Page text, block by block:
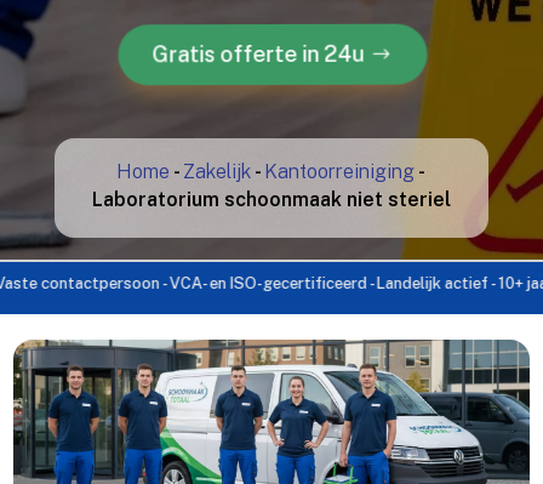
Gratis offerte in 24u
Home - Zakelijk - Kantoorreiniging -
Laboratorium schoonmaak niet steriel
- VCA- en ISO-gecertificeerd - Landelijk actief - 10+ jaar